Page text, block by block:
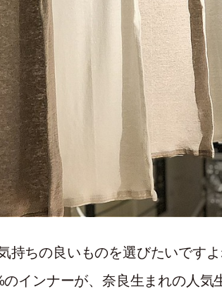
持ちの良いものを選びたいです
インナーが、奈良生まれの人気